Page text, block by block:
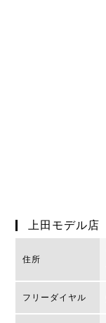
上田モデル店
住所
フリーダイヤル